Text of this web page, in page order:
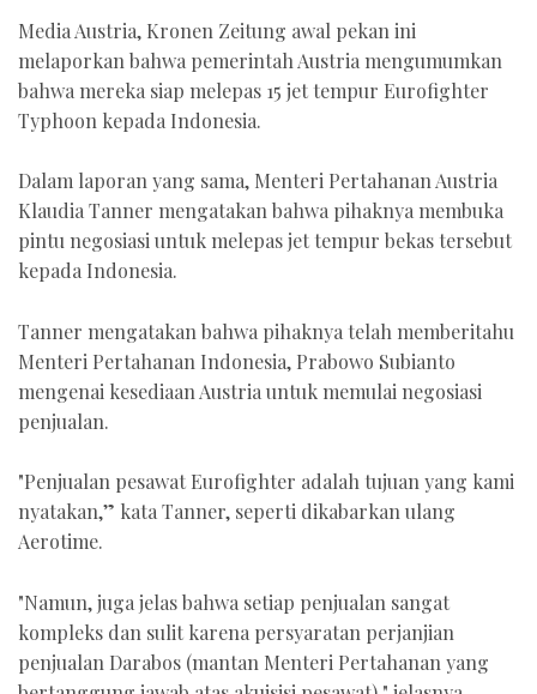
Media Austria, Kronen Zeitung awal pekan ini
melaporkan bahwa pemerintah Austria mengumumkan
bahwa mereka siap melepas 15 jet tempur Eurofighter
Typhoon kepada Indonesia.
Dalam laporan yang sama, Menteri Pertahanan Austria
Klaudia Tanner mengatakan bahwa pihaknya membuka
pintu negosiasi untuk melepas jet tempur bekas tersebut
kepada Indonesia.
Tanner mengatakan bahwa pihaknya telah memberitahu
Menteri Pertahanan Indonesia, Prabowo Subianto
mengenai kesediaan Austria untuk memulai negosiasi
penjualan.
"Penjualan pesawat Eurofighter adalah tujuan yang kami
nyatakan,” kata Tanner, seperti dikabarkan ulang
Aerotime.
"Namun, juga jelas bahwa setiap penjualan sangat
kompleks dan sulit karena persyaratan perjanjian
penjualan Darabos (mantan Menteri Pertahanan yang